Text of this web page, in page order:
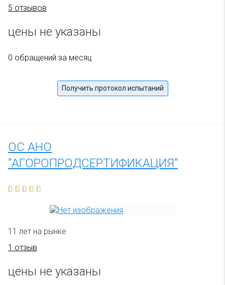
5 отзывов
цены не указаны
0 обращений за месяц
Получить протокол испытаний
ОС АНО
"АГОРОПРОДСЕРТИФИКАЦИЯ"
11 лет на рынке
1 отзыв
цены не указаны